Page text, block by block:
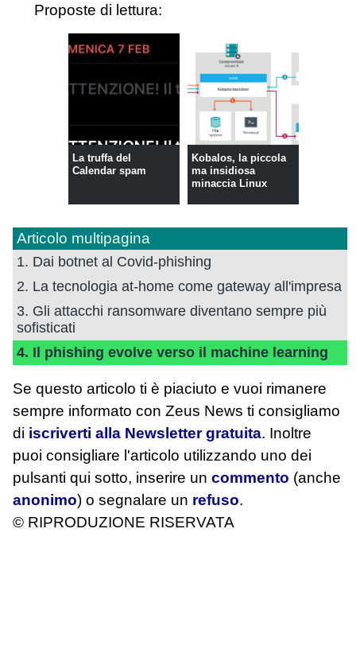
Proposte di lettura:
La truffa del
Calendar spam
Kobalos, la piccola
ma insidiosa
minaccia Linux
Articolo multipagina
1. Dai botnet al Covid-phishing
2. La tecnologia at-home come gateway all'impresa
3. Gli attacchi ransomware diventano sempre più
sofisticati
4. Il phishing evolve verso il machine learning
Se questo articolo ti è piaciuto e vuoi rimanere
sempre informato con Zeus News ti consigliamo
di iscriverti alla Newsletter gratuita. Inoltre
puoi consigliare l'articolo utilizzando uno dei
pulsanti qui sotto, inserire un commento (anche
anonimo) o segnalare un refuso.
© RIPRODUZIONE RISERVATA